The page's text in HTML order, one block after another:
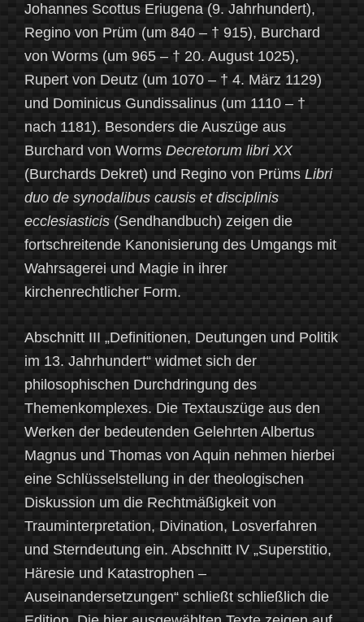
Johannes Scottus Eriugena (9. Jahrhundert),
Regino von Prüm (um 840 – † 915), Burchard
von Worms (um 965 – † 20. August 1025),
Rupert von Deutz (um 1070 – † 4. März 1129)
und Dominicus Gundissalinus (um 1110 – †
nach 1181). Besonders die Auszüge aus
Burchard von Worms Decretorum libri XX
(Burchards Dekret) und Regino von Prüms Libri
duo de synodalibus causis et disciplinis
ecclesiasticis (Sendhandbuch) zeigen die
fortschreitende Kanonisierung des Umgangs mit
Wahrsagerei und Magie in ihrer
kirchenrechtlicher Form.
Abschnitt III „Definitionen, Deutungen und Politik
im 13. Jahrhundert“ widmet sich der
philosophischen Durchdringung des
Themenkomplexes. Die Textauszüge aus den
Werken der bedeutenden Gelehrten Albertus
Magnus und Thomas von Aquin nehmen hierbei
eine Schlüsselstellung in der theologischen
Diskussion um die Rechtmäßigkeit von
Trauminterpretation, Divination, Losverfahren
und Sterndeutung ein. Abschnitt IV „Superstitio,
Häresie und Katastrophen –
Auseinandersetzungen“ schließt schließlich die